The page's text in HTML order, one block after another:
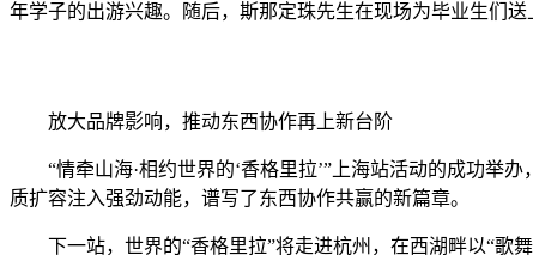
年学子的出游兴趣。随后，斯那定珠先生在现场为毕业生们
放大品牌影响，推动东西协作再上新台阶
“情牵山海·相约世界的‘香格里拉’”上海站活动的成功举办
质扩容注入强劲动能，谱写了东西协作共赢的新篇章。
下一站，世界的“香格里拉”将走进杭州，在西湖畔以“歌舞